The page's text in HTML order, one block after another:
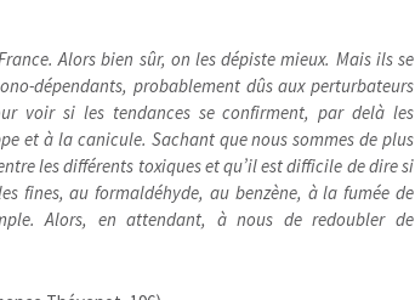
Alors bien sûr, on les dépiste mieux. Mais ils se
dépendants, probablement dûs aux perturbateurs
voir si les tendances se confirment, par delà les
et à la canicule. Sachant que nous sommes de plus
les différents toxiques et qu’il est difficile de dire si
fines, au formaldéhyde, au benzène, à la fumée de
Alors, en attendant, à nous de redoubler de